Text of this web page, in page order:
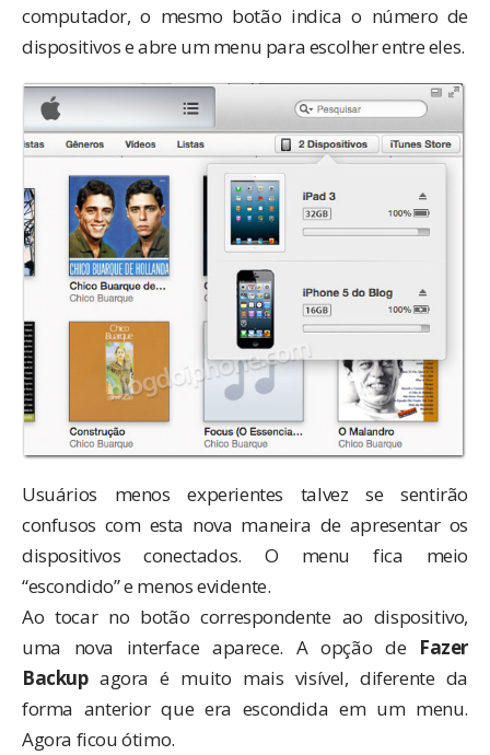
computador, o mesmo botão indica o número de
dispositivos e abre um menu para escolher entre eles.
Usuários menos experientes talvez se sentirão
confusos com esta nova maneira de apresentar os
dispositivos conectados. O menu fica meio
“escondido” e menos evidente.
Ao tocar no botão correspondente ao dispositivo,
uma nova interface aparece. A opção de Fazer
Backupagora é muito mais visível, diferente da
forma anterior que era escondida em um menu.
Agora ficou ótimo.